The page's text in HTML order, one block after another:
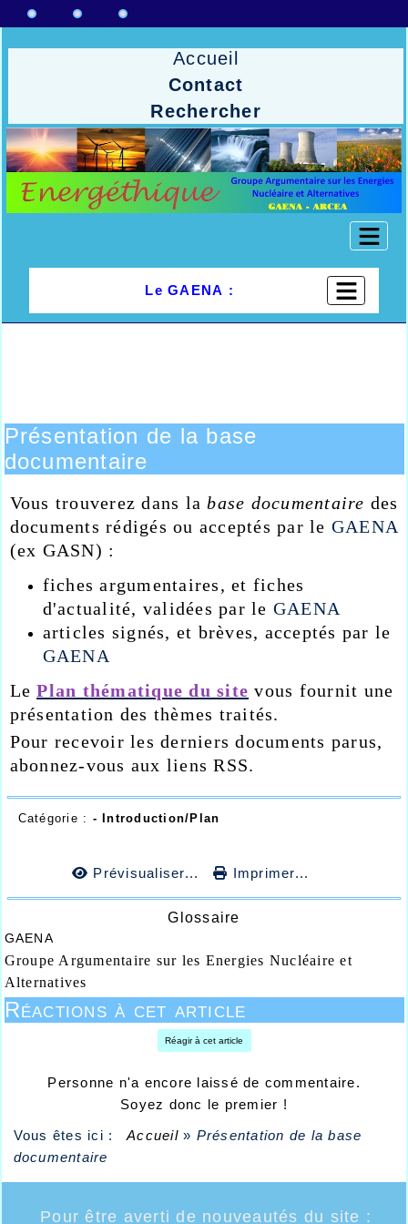
Accueil
Contact
Rechercher
Le GAENA :
Présentation de la base
documentaire
Vous trouverez dans labase documentaire des
documents rédigés ou acceptés par le GAENA
(ex GASN) :
fiches argumentaires, et fiches
d'actualité, validées par le GAENA
articles signés, et brèves, acceptés par le
GAENA
LePlan thématique du site vous fournit une
présentation des thèmes traités.
Pour recevoir les derniers documents parus,
abonnez-vous aux liens RSS.
Catégorie : - Introduction/Plan
Prévisualiser... Imprimer...
Glossaire
GAENA
Groupe Argumentaire sur les Energies Nucléaire et
Alternatives
Réactions à cet article
Réagir à cet article
Personne n'a encore laissé de commentaire.
Soyez donc le premier !
Vous êtes ici :
Accueil » Présentation de la base
documentaire
Pour être averti de nouveautés du site :